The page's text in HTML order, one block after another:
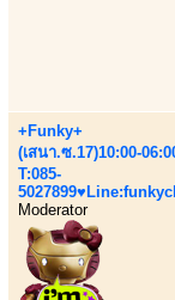
+Funky+
(เสนา.ซ.17)10:00-
T:085-
Moderator